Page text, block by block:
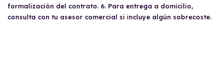
formalización del contrato. 6. Para entrega a domicilio,
consulta con tu asesor comercial si incluye algún sobrecoste.